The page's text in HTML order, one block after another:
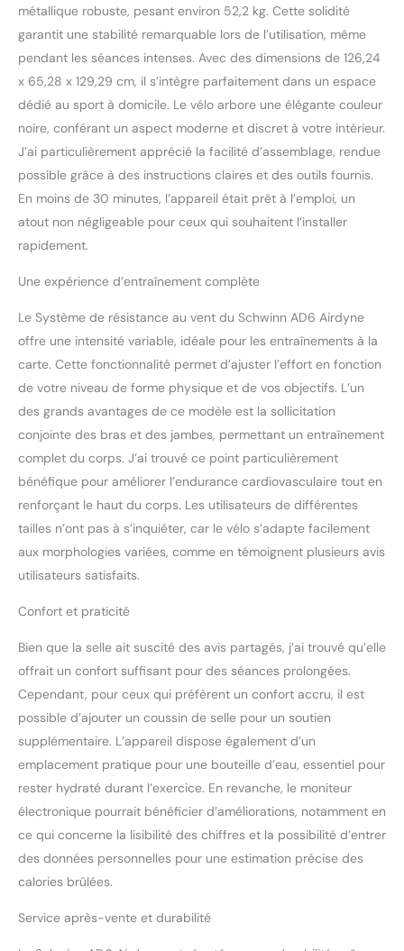
séance d'entraînement,
plus besoin d'attendre
revmeter jauge de tr/min
Nouvelle jauge de
revmeter tr/min est une
façon amusante visuelle
Grand siège rembourré
pour plus de confort
Intégré support pour
bouteille d'eau Quatre
transport Fréquence
cardiaque télémétrique
sangle pectorale
métallique robuste, pesant environ 52,2 kg. Cette solidité
garantit une stabilité remarquable lors de l’utilisation, même
pendant les séances intenses. Avec des dimensions de 126,24
x 65,28 x 129,29 cm, il s’intègre parfaitement dans un espace
dédié au sport à domicile. Le vélo arbore une élégante couleur
noire, conférant un aspect moderne et discret à votre intérieur.
J’ai particulièrement apprécié la facilité d’assemblage, rendue
possible grâce à des instructions claires et des outils fournis.
En moins de 30 minutes, l’appareil était prêt à l’emploi, un
atout non négligeable pour ceux qui souhaitent l’installer
rapidement.
Une expérience d’entraînement complète
Le Système de résistance au vent du Schwinn AD6 Airdyne
offre une intensité variable, idéale pour les entraînements à la
carte. Cette fonctionnalité permet d’ajuster l’effort en fonction
de votre niveau de forme physique et de vos objectifs. L’un
des grands avantages de ce modèle est la sollicitation
conjointe des bras et des jambes, permettant un entraînement
complet du corps. J’ai trouvé ce point particulièrement
bénéfique pour améliorer l’endurance cardiovasculaire tout en
renforçant le haut du corps. Les utilisateurs de différentes
tailles n’ont pas à s’inquiéter, car le vélo s’adapte facilement
aux morphologies variées, comme en témoignent plusieurs avis
utilisateurs satisfaits.
Confort et praticité
Bien que la selle ait suscité des avis partagés, j’ai trouvé qu’elle
offrait un confort suffisant pour des séances prolongées.
Cependant, pour ceux qui préfèrent un confort accru, il est
possible d’ajouter un coussin de selle pour un soutien
supplémentaire. L’appareil dispose également d’un
emplacement pratique pour une bouteille d’eau, essentiel pour
rester hydraté durant l’exercice. En revanche, le moniteur
électronique pourrait bénéficier d’améliorations, notamment en
ce qui concerne la lisibilité des chiffres et la possibilité d’entrer
des données personnelles pour une estimation précise des
calories brûlées.
Service après-vente et durabilité